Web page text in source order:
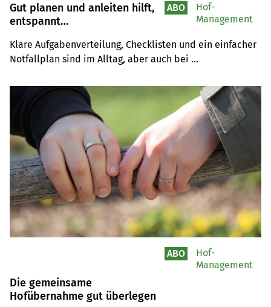
Gut planen und anleiten hilft,
entspannt
Gäste glücklich zu machen –
zum Beispiel am 1.-August-
Klare Aufgabenverteilung, Checklisten und ein einfacher
Notfallplan sind im Alltag, aber auch bei
hilfreich für den Erfolg.
ABO
Hof-
Management
Die gemeinsame
Hofübernahme gut überlegen
ABO
Hof-
Management